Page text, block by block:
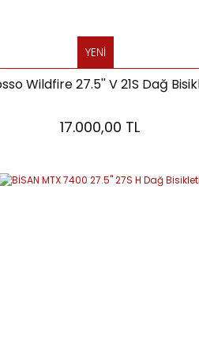
YENİ
Wildfire 27.5'' V 21S Dağ
17.000,00 TL